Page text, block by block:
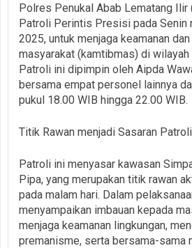
Polres Penukal Abab Lematang Ilir
Patroli Perintis Presisi pada Senin
2025, untuk menjaga keamanan
masyarakat (kamtibmas) di
Patroli ini dipimpin oleh Aipda
bersama empat personel lainnya
pukul 18.00 WIB hingga 22.00 WIB.
Titik Rawan menjadi Sasaran Patroli
Patroli ini menyasar kawasan
Pipa, yang merupakan titik rawan
pada malam hari. Dalam
menyampaikan imbauan kepada
menjaga keamanan lingkungan,
premanisme, serta bersama-sama